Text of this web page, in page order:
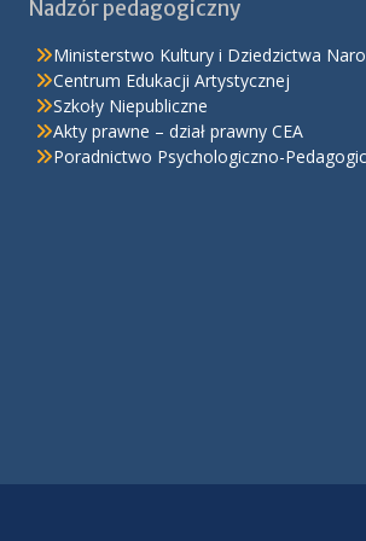
Nadzór pedagogiczny
Ministerstwo Kultury i Dziedzictwa
Centrum Edukacji Artystycznej
Szkoły Niepubliczne
Akty prawne – dział prawny CEA
Poradnictwo Psychologiczno-